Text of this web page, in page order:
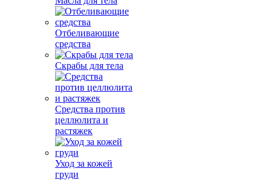
Отбеливающие
средства
Скрабы для тела
Средства против
целлюлита и
растяжек
Уход за кожей
груди